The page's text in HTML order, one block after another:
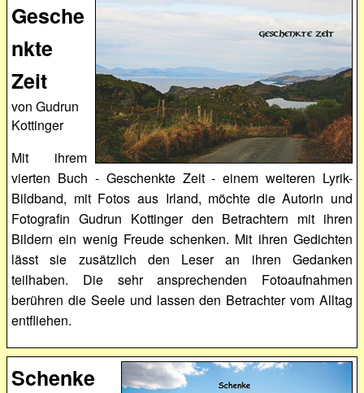
Gesche
nkte
Zeit
von Gudrun
Kottinger
Mit ihrem
vierten Buch - Geschenkte Zeit - einem weiteren Lyrik-
Bildband, mit Fotos aus Irland, möchte die Autorin und
Fotografin Gudrun Kottinger den Betrachtern mit ihren
Bildern ein wenig Freude schenken. Mit ihren Gedichten
lässt sie zusätzlich den Leser an ihren Gedanken
teilhaben. Die sehr ansprechenden Fotoaufnahmen
berühren die Seele und lassen den Betrachter vom Alltag
entfliehen.
Schenke